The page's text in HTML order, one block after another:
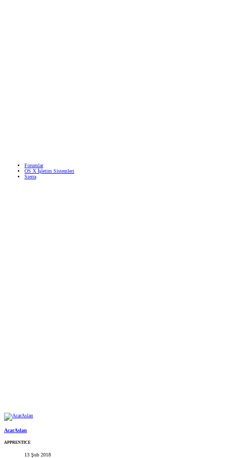
Forumlar
OS X İşletim Sistemleri
Sierra
AcarAslan
APPRENTICE
13 Şub 2018